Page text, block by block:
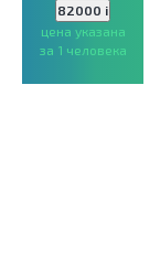
82000 i
цена указана
за 1 человека